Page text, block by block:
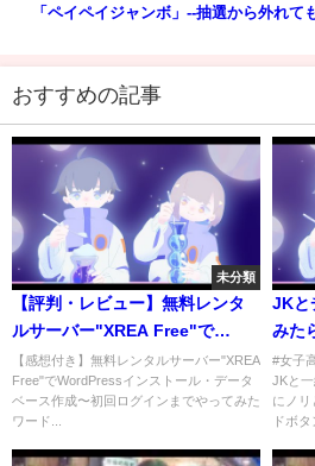
「ペイペイジャンボ」--抽選から外れて
おすすめの記事
未分類
【評判・レビュー】無料レンタ
ルサーバー"XREA Free"で
WordPressインストール・デー
タベース作成〜初回ログインま
でやってみた
【感想付き】無料レンタルサーバー"XREA
Free"でWordPressインストール・データ
ベース作成〜初回ログインまでやってみた
ワード...
JKと
みた
#女子
JKと
にノリ
ドボ